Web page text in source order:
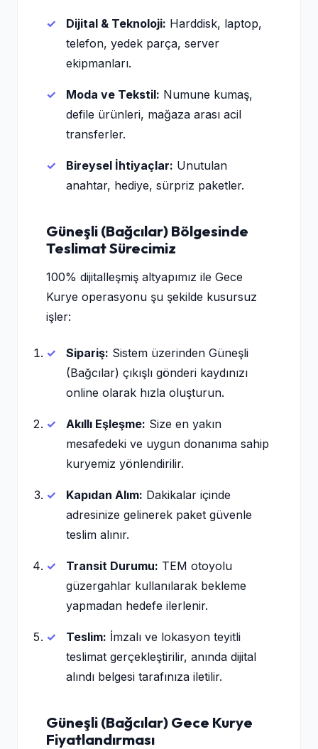
Dijital & Teknoloji: Harddisk, laptop,
telefon, yedek parça, server
ekipmanları.
Moda ve Tekstil: Numune kumaş,
defile ürünleri, mağaza arası acil
transferler.
Bireysel İhtiyaçlar: Unutulan
anahtar, hediye, sürpriz paketler.
Güneşli (Bağcılar) Bölgesinde
Teslimat Sürecimiz
100% dijitalleşmiş altyapımız ile Gece
Kurye operasyonu şu şekilde kusursuz
işler:
Sipariş: Sistem üzerinden Güneşli
(Bağcılar) çıkışlı gönderi kaydınızı
online olarak hızla oluşturun.
Akıllı Eşleşme: Size en yakın
mesafedeki ve uygun donanıma sahip
kuryemiz yönlendirilir.
Kapıdan Alım: Dakikalar içinde
adresinize gelinerek paket güvenle
teslim alınır.
Transit Durumu: TEM otoyolu
güzergahlar kullanılarak bekleme
yapmadan hedefe ilerlenir.
Teslim: İmzalı ve lokasyon teyitli
teslimat gerçekleştirilir, anında dijital
alındı belgesi tarafınıza iletilir.
Güneşli (Bağcılar) Gece Kurye
Fiyatlandırması